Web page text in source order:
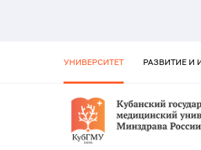
УНИВЕРСИТЕТ РАЗВИТИЕ И